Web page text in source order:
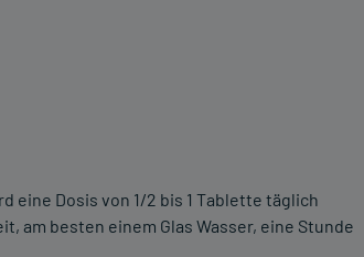
eine Dosis von 1/2 bis 1 Tablette täglich
am besten einem Glas Wasser, eine Stunde